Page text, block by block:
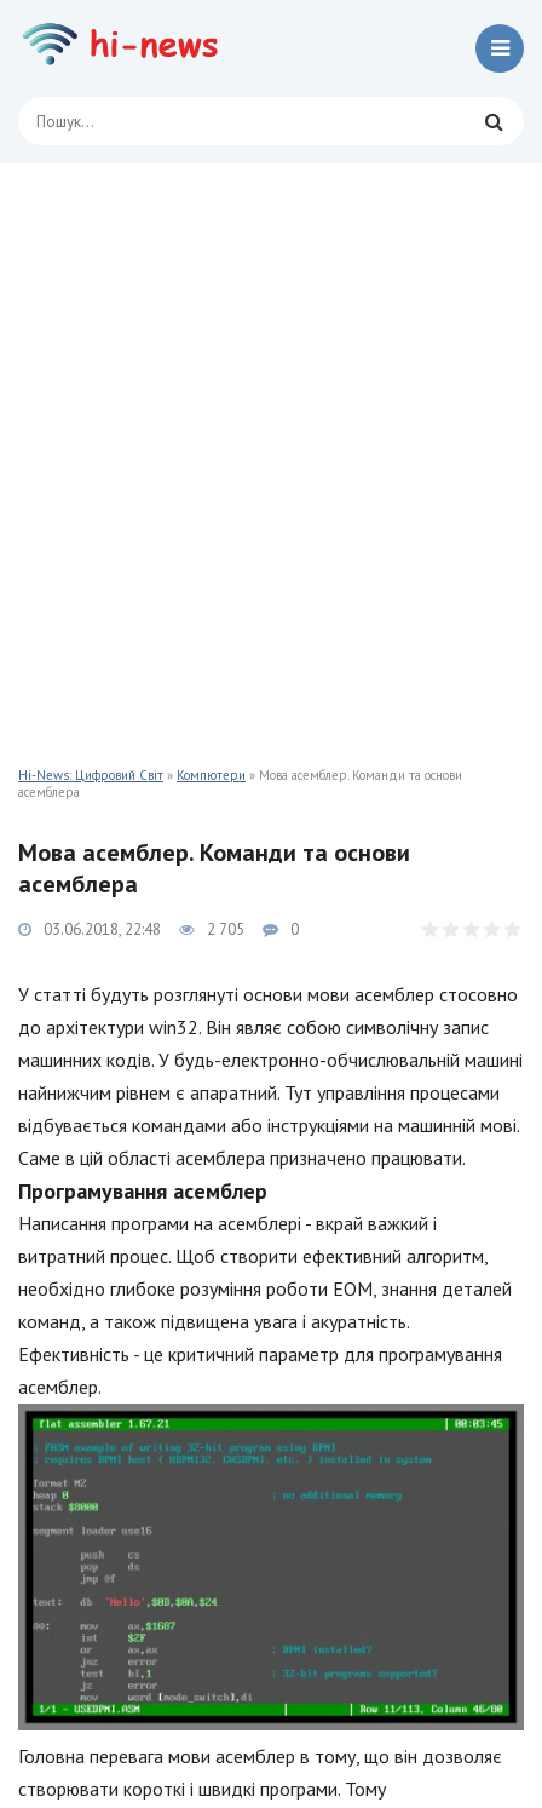
Hi-News: Цифровий Світ » Компютери » Мова асемблер. Команди та основи
асемблера
Мова асемблер. Команди та основи
асемблера
03.06.2018, 22:48 2 705 0
У статті будуть розглянуті основи мови асемблер стосовно
до архітектури win32. Він являє собою символічну запис
машинних кодів. У будь-електронно-обчислювальній машині
найнижчим рівнем є апаратний. Тут управління процесами
відбувається командами або інструкціями на машинній мові.
Саме в цій області асемблера призначено працювати.
Програмування асемблер
Написання програми на асемблері - вкрай важкий і
витратний процес. Щоб створити ефективний алгоритм,
необхідно глибоке розуміння роботи ЕОМ, знання деталей
команд, а також підвищена увага і акуратність.
Ефективність - це критичний параметр для програмування
асемблер.
Головна перевага мови асемблер в тому, що він дозволяє
створювати короткі і швидкі програми. Тому